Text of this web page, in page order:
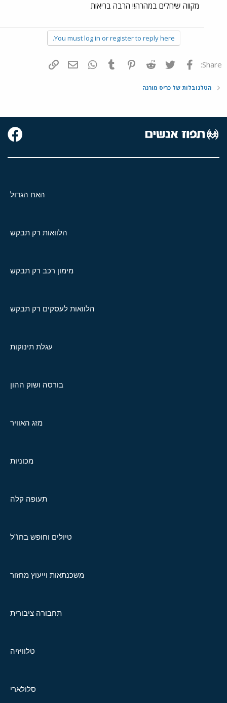
מקווה שיחלים במהרה!! הרבה בריאות
You must log in or register to reply here.
Share: פייסבוק Twitter
Reddit
Pinterest
Tumblr
WhatsAppדואר אלקטרוני
הטלנובלות של כריס מורנה
האח הגדול
הלוואות רק תבקש
מימון רכב רק תבקש
הלוואות לעסקים רק תבקש
עגלת תינוקות
בורסה ושוק ההון
מזג האוויר
מכוניות
תעופה קלה
טיולים וחופש בחו"ל
משכנתאות וייעוץ מחזור
תחבורה ציבורית
טלוויזיה
סלולארי